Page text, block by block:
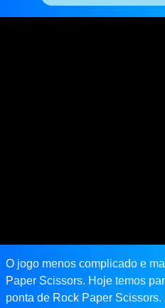
O jogo menos complicado e
Paper Scissors. Hoje temos
ponta de Rock Paper